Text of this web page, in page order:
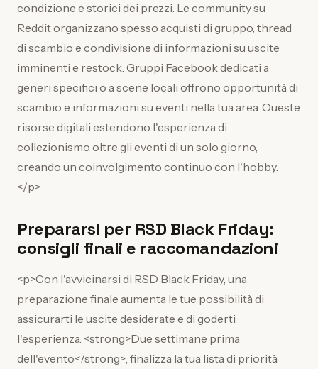
condizione e storici dei prezzi. Le community su
Reddit organizzano spesso acquisti di gruppo, thread
di scambio e condivisione di informazioni su uscite
imminenti e restock. Gruppi Facebook dedicati a
generi specifici o a scene locali offrono opportunità di
scambio e informazioni su eventi nella tua area. Queste
risorse digitali estendono l'esperienza di
collezionismo oltre gli eventi di un solo giorno,
creando un coinvolgimento continuo con l'hobby.
</p>
Prepararsi per RSD Black Friday:
consigli finali e raccomandazioni
<p>Con l'avvicinarsi di RSD Black Friday, una
preparazione finale aumenta le tue possibilità di
assicurarti le uscite desiderate e di goderti
l'esperienza. <strong>Due settimane prima
dell'evento</strong>, finalizza la tua lista di priorità